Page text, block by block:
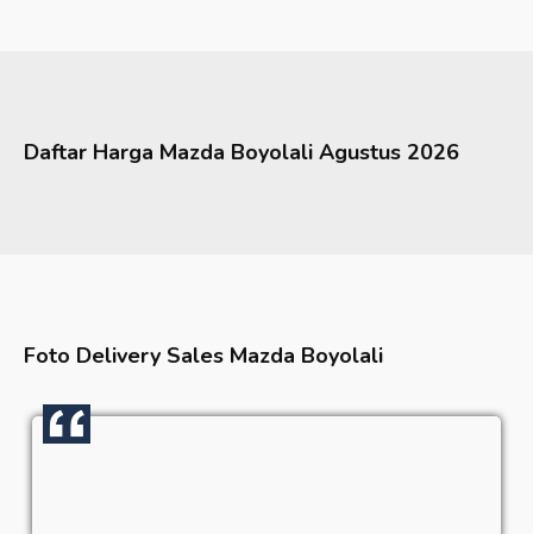
Daftar Harga Mazda Boyolali Agustus 2026
Foto Delivery Sales Mazda Boyolali